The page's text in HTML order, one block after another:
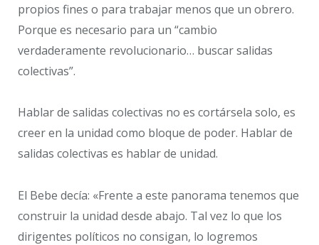
propios fines o para trabajar menos que un obrero.
Porque es necesario para un “cambio
verdaderamente revolucionario… buscar salidas
colectivas”.
Hablar de salidas colectivas no es cortársela solo, es
creer en la unidad como bloque de poder. Hablar de
salidas colectivas es hablar de unidad.
El Bebe decía: «Frente a este panorama tenemos que
construir la unidad desde abajo. Tal vez lo que los
dirigentes políticos no consigan, lo logremos